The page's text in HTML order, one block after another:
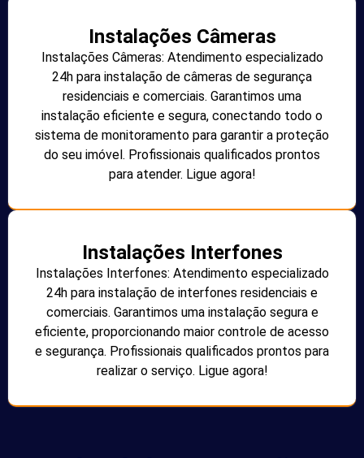
Instalações Câmeras
Instalações Câmeras: Atendimento especializado
24h para instalação de câmeras de segurança
residenciais e comerciais. Garantimos uma
instalação eficiente e segura, conectando todo o
sistema de monitoramento para garantir a proteção
do seu imóvel. Profissionais qualificados prontos
para atender. Ligue agora!
Instalações Interfones
Instalações Interfones: Atendimento especializado
24h para instalação de interfones residenciais e
comerciais. Garantimos uma instalação segura e
eficiente, proporcionando maior controle de acesso
e segurança. Profissionais qualificados prontos para
realizar o serviço. Ligue agora!